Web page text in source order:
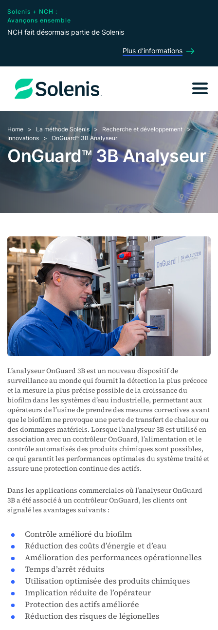
Solenis + NCH :
Avançons ensemble
NCH fait désormais partie de Solenis
Plus d’informations
Home La méthode Solenis
Recherche et développement
Innovations
OnGuardTM 3B Analyseur
OnGuardTM3B Analyseur
L’analyseur OnGuard 3B est un nouveau dispositif de
surveillance au monde qui fournit la détection la plus précoce
et la mesure la plus précise possible de la croissance du
biofilm dans les systèmes d’eau industrielle, permettant aux
opérateurs de l’usine de prendre des mesures correctives avant
que le biofilm ne provoque une perte de transfert de chaleur ou
des dommages matériels. Lorsque l’analyseur 3B est utilisé en
association avec un contrôleur OnGuard, l’alimentation et le
contrôle automatisés des produits chimiques sont possibles,
ce qui garantit les performances optimales du système traité et
assure une protection continue des actifs.
Dans les applications commerciales où l’analyseur OnGuard
3B a été associé à un contrôleur OnGuard, les clients ont
signalé les avantages suivants :
Contrôle amélioré du biofilm
Réduction des coûts d’énergie et d’eau
Amélioration des performances opérationnelles
Temps d’arrêt réduits
Utilisation optimisée des produits chimiques
Implication réduite de l’opérateur
Protection des actifs améliorée
Réduction des risques de légionelles